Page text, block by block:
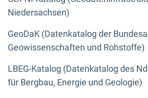
Niedersachsen)
GeoDaK (Datenkatalog der
Geowissenschaften und Rohstoffe)
LBEG-Katalog (Datenkatalog des
für Bergbau, Energie und Geologie)